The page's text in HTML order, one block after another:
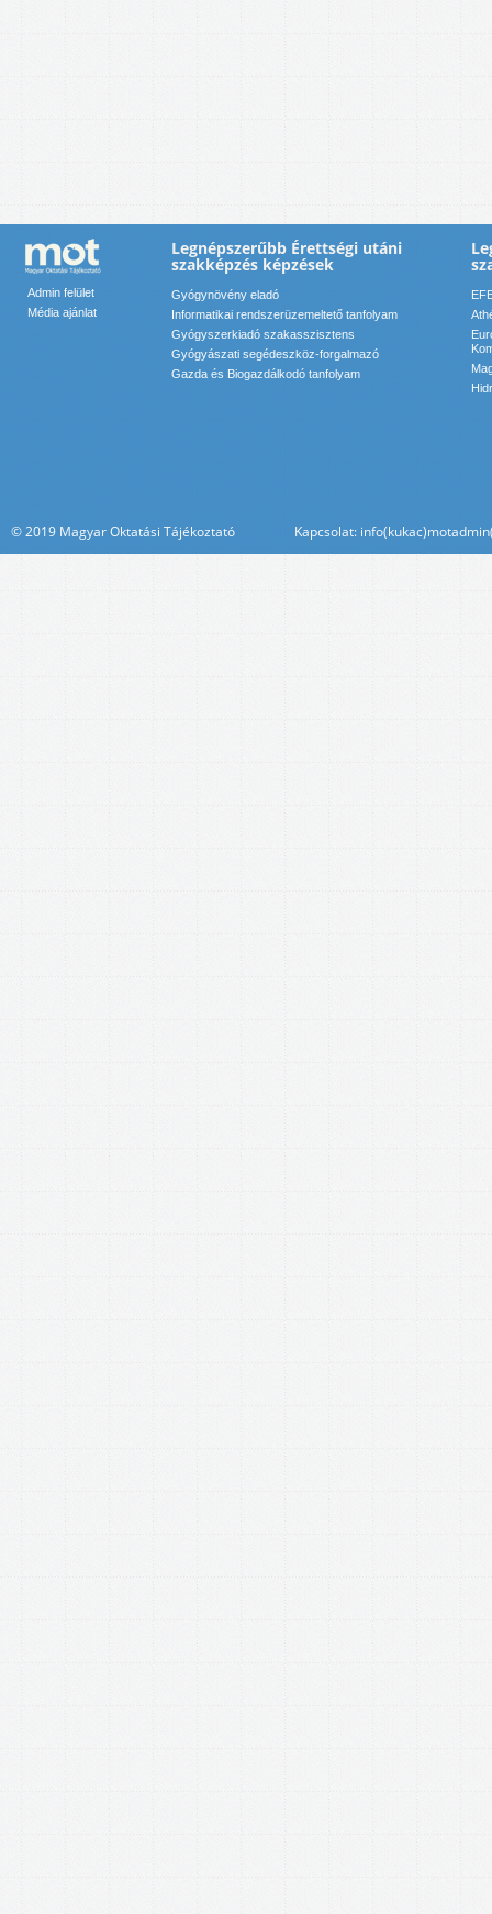
Admin felület
Média ajánlat
Legnépszerűbb Érettségi utáni
szakképzés képzések
Gyógynövény eladó
Informatikai rendszerüzemeltető tanfolyam
Gyógyszerkiadó szakasszisztens
Gyógyászati segédeszköz-forgalmazó
Gazda és Biogazdálkodó tanfolyam
© 2019 Magyar Oktatási Tájékoztató Kapcsolat: